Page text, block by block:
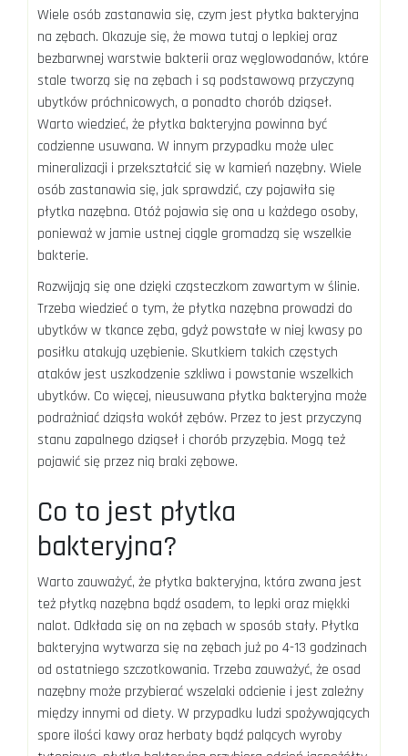
Wiele osób zastanawia się, czym jest płytka bakteryjna
na zębach. Okazuje się, że mowa tutaj o lepkiej oraz
bezbarwnej warstwie bakterii oraz węglowodanów, które
stale tworzą się na zębach i są podstawową przyczyną
ubytków próchnicowych, a ponadto chorób dziąseł.
Warto wiedzieć, że płytka bakteryjna powinna być
codzienne usuwana. W innym przypadku może ulec
mineralizacji i przekształcić się w kamień nazębny. Wiele
osób zastanawia się, jak sprawdzić, czy pojawiła się
płytka nazębna. Otóż pojawia się ona u każdego osoby,
ponieważ w jamie ustnej ciągle gromadzą się wszelkie
bakterie.
Rozwijają się one dzięki cząsteczkom zawartym w ślinie.
Trzeba wiedzieć o tym, że płytka nazębna prowadzi do
ubytków w tkance zęba, gdyż powstałe w niej kwasy po
posiłku atakują uzębienie. Skutkiem takich częstych
ataków jest uszkodzenie szkliwa i powstanie wszelkich
ubytków. Co więcej, nieusuwana płytka bakteryjna może
podrażniać dziąsła wokół zębów. Przez to jest przyczyną
stanu zapalnego dziąseł i chorób przyzębia. Mogą też
pojawić się przez nią braki zębowe.
Co to jest płytka
bakteryjna?
Warto zauważyć, że płytka bakteryjna, która zwana jest
też płytką nazębna bądź osadem, to lepki oraz miękki
nalot. Odkłada się on na zębach w sposób stały. Płytka
bakteryjna wytwarza się na zębach już po 4-13 godzinach
od ostatniego szczotkowania. Trzeba zauważyć, że osad
nazębny może przybierać wszelaki odcienie i jest zależny
między innymi od diety. W przypadku ludzi spożywających
spore ilości kawy oraz herbaty bądź palących wyroby